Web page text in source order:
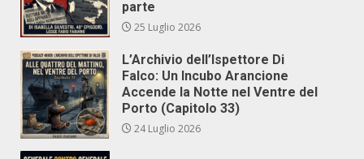
parte
25 Luglio 2026
L’Archivio dell’Ispettore Di
Falco: Un Incubo Arancione
Accende la Notte nel Ventre del
Porto (Capitolo 33)
24 Luglio 2026